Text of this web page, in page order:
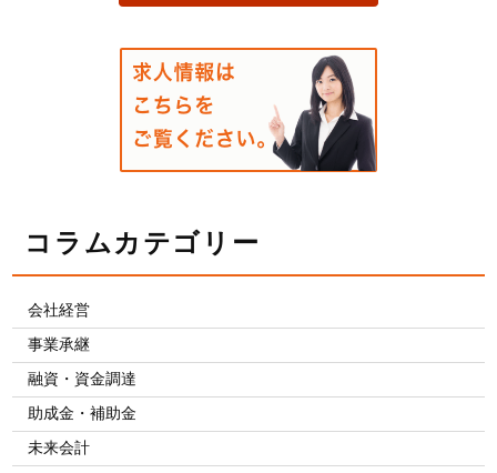
コラムカテゴリー
会社経営
事業承継
融資・資金調達
助成金・補助金
未来会計